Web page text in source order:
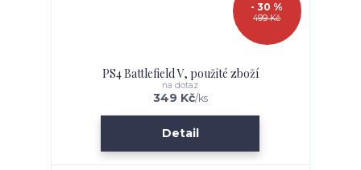
499 Kč
- 30 %
PS4 Battlefield V, použité zboží
349 Kč/ks
na dotaz
Detail